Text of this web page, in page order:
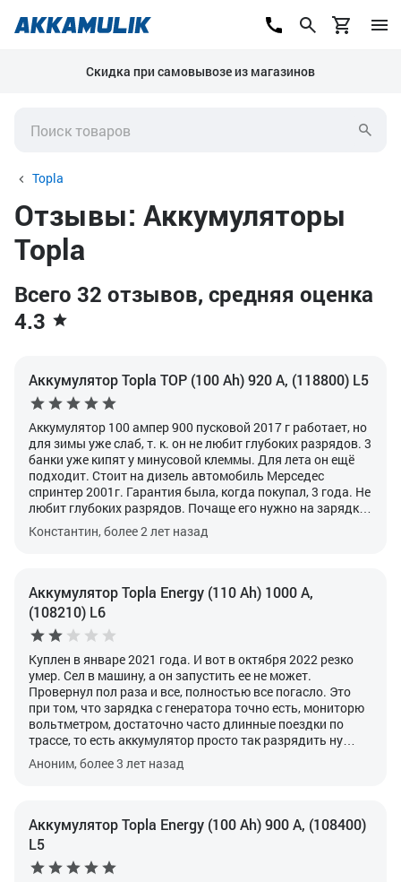
Скидка при самовывозе из магазинов
Topla
Отзывы: Аккумуляторы
Topla
Всего 32 отзывов, средняя оценка
4.3
Аккумулятор Topla TOP (100 Ah) 920 А, (118800) L5
Аккумулятор 100 ампер 900 пусковой 2017 г работает, но
для зимы уже слаб, т. к. он не любит глубоких разрядов. 3
банки уже кипят у минусовой клеммы. Для лета он ещё
подходит. Стоит на дизель автомобиль Мерседес
спринтер 2001г. Гарантия была, когда покупал, 3 года. Не
любит глубоких разрядов. Почаще его нужно на зарядку
домашнюю, чтоб работал на отлично.
Константин, более 2 лет назад
Аккумулятор Topla Energy (110 Ah) 1000 А,
(108210) L6
Куплен в январе 2021 года. И вот в октября 2022 резко
умер. Сел в машину, а он запустить ее не может.
Провернул пол раза и все, полностью все погасло. Это
при том, что зарядка с генератора точно есть, мониторю
вольтметром, достаточно часто длинные поездки по
трассе, то есть аккумулятор просто так разрядить ну
никак не мог.
Попробовал поставить на зарядку, а он
заряд не берет. Зарядка сразу говорит, что аккумулятор
Часов 6. Хватило 1 раз запустить авто. Сдать по
гарантии проблема, так как потерялся гарантий
талончик, будь он неладен.
Аноним, более 3 лет назад
Аккумулятор Topla Energy (100 Ah) 900 А, (108400)
L5